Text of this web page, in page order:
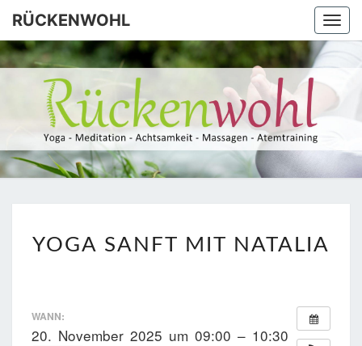
Skip
content
RÜCKENWOHL
Yoga –
Atemtraining
– Massage
SANFT
YOGA SANFT MIT NATALIA
WANN:
20. November 2025 um 09:00 – 10:30